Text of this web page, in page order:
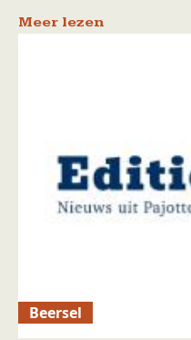
Meer lezen
Beersel